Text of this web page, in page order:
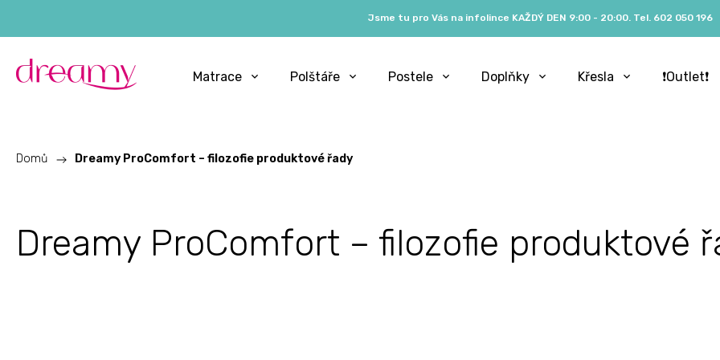
Jsme tu pro Vás na infolince KAŽDÝ DEN 9:00 - 20:00. Tel. 602 050 196
Matrace Polštáře Postele Doplňky Křesla ❗️Outlet❗️
Domů / Dreamy ProComfort – filozofie produktové řady
Dreamy ProComfort – filozofie produktové